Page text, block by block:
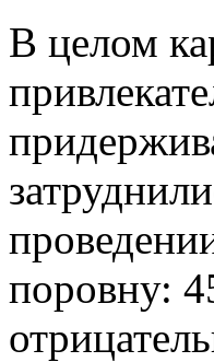
В целом
поровну: